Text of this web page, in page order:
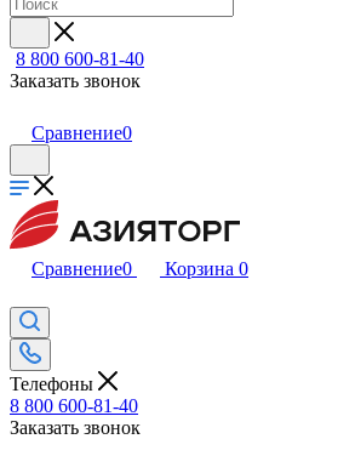
8 800 600-81-40
Заказать звонок
Сравнение0
Сравнение0 Корзина 0
Телефоны
8 800 600-81-40
Заказать звонок